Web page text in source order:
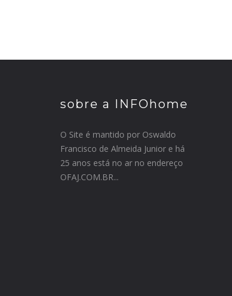
sobre a INFOhome
O Site é mantido por Oswaldo
Francisco de Almeida Junior e há
25 anos está no ar no endereço
OFAJ.COM.BR...